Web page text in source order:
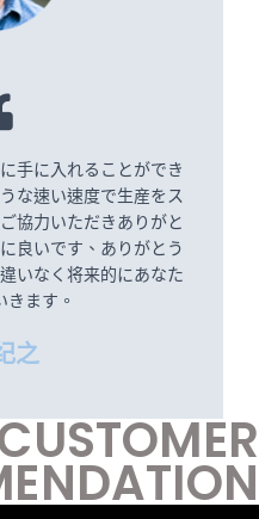
手に入れることができ
な速い速度で生産をス
協力いただきありがと
良いです、ありがとう
いなく将来的にあなた
きます。
之